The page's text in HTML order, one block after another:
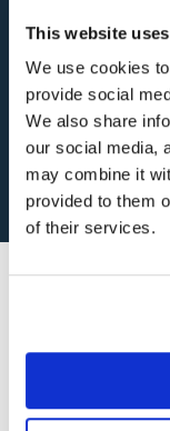
This website
We use cookies
provide social
We also share
our social media,
may combine it
provided to them
of their services.